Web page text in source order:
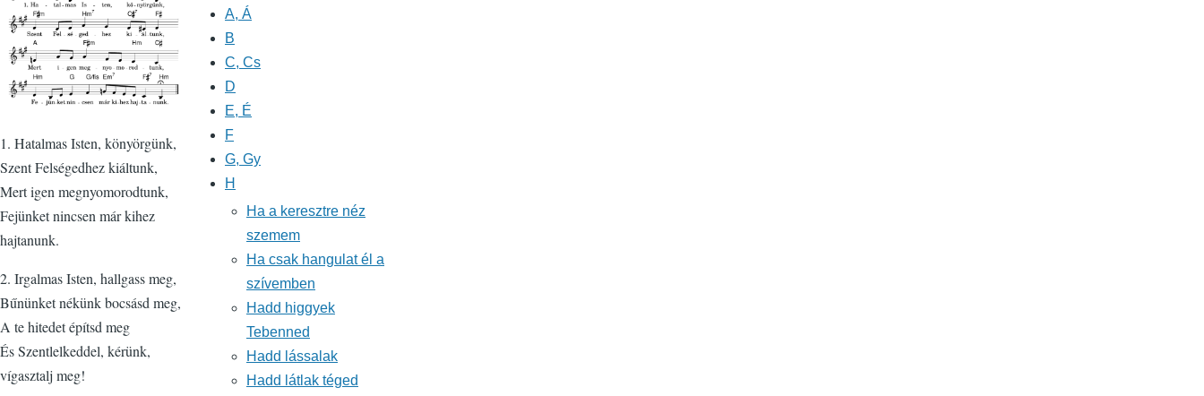
1. Hatalmas Isten, könyörgünk,
Szent Felségedhez kiáltunk,
Mert igen megnyomorodtunk,
Fejünket nincsen már kihez
hajtanunk.
2. Irgalmas Isten, hallgass meg,
Bűnünket nékünk bocsásd meg,
A te hitedet építsd meg
És Szentlelkeddel, kérünk,
vígasztalj meg!
A, Á
B
C, Cs
D
E, É
F
G, Gy
H
Ha a keresztre néz
szemem
Ha csak hangulat él a
szívemben
Hadd higgyek
Tebenned
Hadd lássalak
Hadd látlak téged